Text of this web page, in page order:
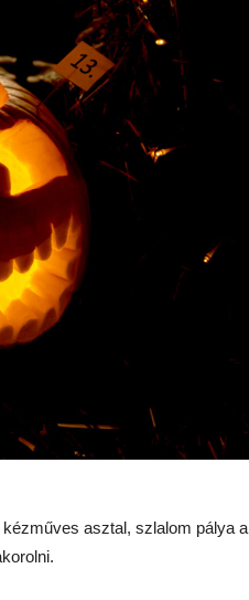
asztal, szlalom pálya a